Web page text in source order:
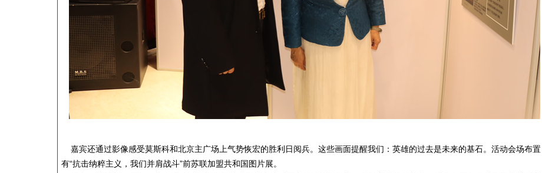
嘉宾还通过影像感受莫斯科和北京主广场上气势恢宏的胜利日阅兵。这些画面提醒我们：英雄的过去是未来的基石。活动会场布置
有“抗击纳粹主义，我们并肩战斗”前苏联加盟共和国图片展。